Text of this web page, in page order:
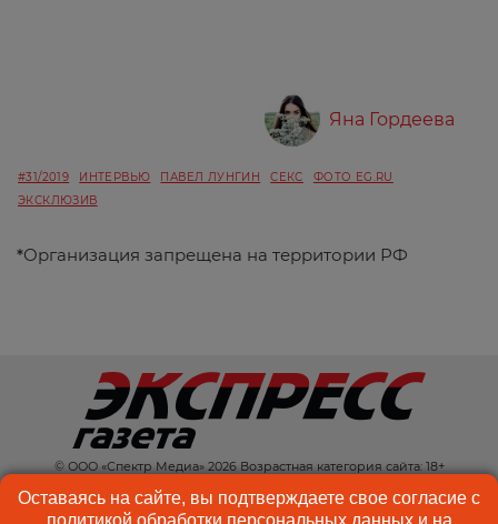
Яна Гордеева
#31/2019 ИНТЕРВЬЮ ПАВЕЛ ЛУНГИН СЕКС
ФОТО EG.RU
ЭКСКЛЮЗИВ
*Организация запрещена на территории РФ
© ООО «Спектр Медиа» 2026 Возрастная категория сайта: 18+
КОНТАКТЫ
РЕКЛАМА
Оставаясь на сайте, вы подтверждаете свое согласие с
политикой обработки персональных данныхи на